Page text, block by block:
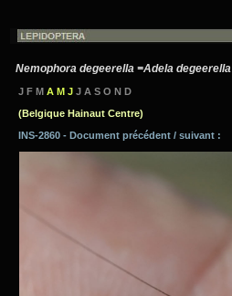
Nemophora degeerella =Adela degeerella
J F M A M J J A S O N D
(Belgique Hainaut Centre)
INS-2860 - Document précédent / suivant :